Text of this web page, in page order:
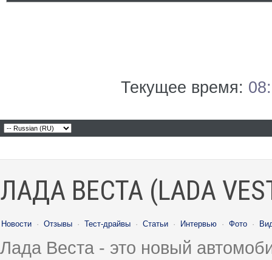
Текущее время:
ЛАДА ВЕСТА (LADA
Новости · Отзывы · Тест-драйвы · Статьи · Интервью · Фото ·
Лада Веста - это новый